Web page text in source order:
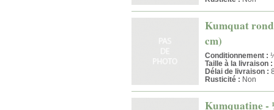
Kumquat
cm)
Conditionnement :
Taille à la livraison :
Délai de livraison :
Rusticité : Non
Kumquatine -